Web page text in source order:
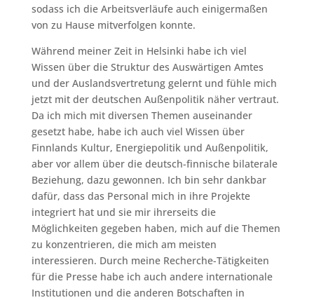
sodass ich die Arbeitsverläufe auch einigermaßen
von zu Hause mitverfolgen konnte.
Während meiner Zeit in Helsinki habe ich viel
Wissen über die Struktur des Auswärtigen Amtes
und der Auslandsvertretung gelernt und fühle mich
jetzt mit der deutschen Außenpolitik näher vertraut.
Da ich mich mit diversen Themen auseinander
gesetzt habe, habe ich auch viel Wissen über
Finnlands Kultur, Energiepolitik und Außenpolitik,
aber vor allem über die deutsch-finnische bilaterale
Beziehung, dazu gewonnen. Ich bin sehr dankbar
dafür, dass das Personal mich in ihre Projekte
integriert hat und sie mir ihrerseits die
Möglichkeiten gegeben haben, mich auf die Themen
zu konzentrieren, die mich am meisten
interessieren. Durch meine Recherche-Tätigkeiten
für die Presse habe ich auch andere internationale
Institutionen und die anderen Botschaften in